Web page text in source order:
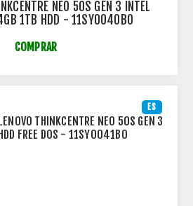
NEO 50S GEN 3 INTEL
1TB HDD - 11SY0040BO
COMPRAR
ES